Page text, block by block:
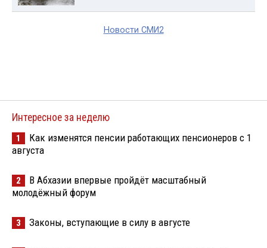
Новости СМИ2
Интересное за неделю
1
Как изменятся пенсии работающих пенсионеров с 1
августа
2
В Абхазии впервые пройдёт масштабный
молодёжный форум
3 Законы, вступающие в силу в августе